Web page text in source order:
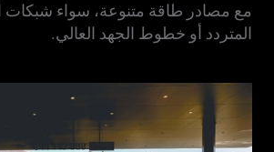
مع مصادر طاقة متنوعة، سواء شبكات
المتردد أو خطوط الجهد العالي.